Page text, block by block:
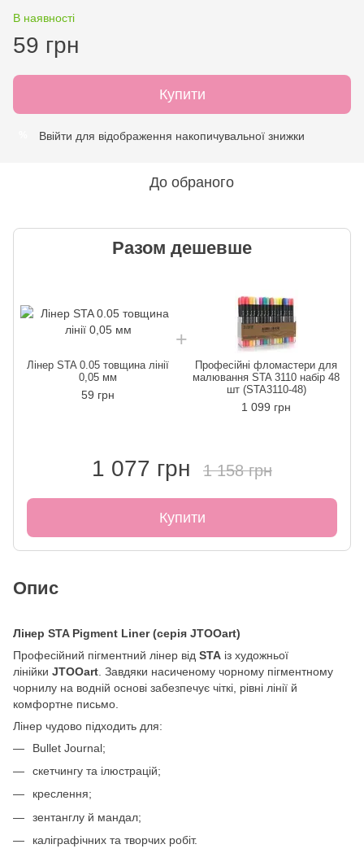
В наявності
59 грн
Купити
Ввійти для відображення накопичувальної знижки
До обраного
Разом дешевше
Лінер STA 0.05 товщина лінії
0,05 мм
59 грн
Професійні фломастери для
малювання STA 3110 набір 48
шт (STA3110-48)
1 099 грн
1 077 грн 1 158 грн
Купити
Опис
Лінер STA Pigment Liner (серія JTOOart)
Професійний пігментний лінер від STA із художньої
лінійки JTOOart . Завдяки насиченому чорному пігментному
чорнилу на водній основі забезпечує чіткі, рівні лінії й
комфортне письмо.
Лінер чудово підходить для:
Bullet Journal;
скетчингу та ілюстрацій;
креслення;
зентанглу й мандал;
каліграфічних та творчих робіт.